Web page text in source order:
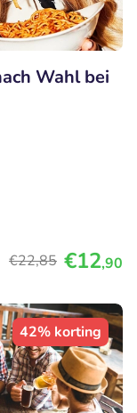
Wahl bei
€22,85 €12,90
42% korting